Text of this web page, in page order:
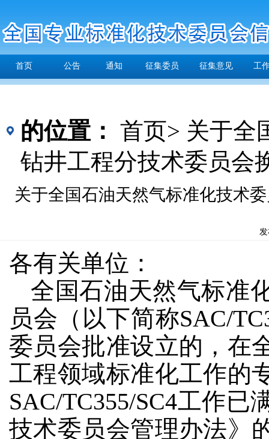
首页 公告 通知 征集委员 征集意见 工
的位置： 首页> 关于全
钻井工程分技术委员会
关于全国石油天然气标准化技术
发
各有关单位：
全国石油天然气标准
员会（以下简称SAC/
委员会批准设立的，在
工程领域标准化工作的
SAC/TC355/SC4工作
技术委员会管理办法》